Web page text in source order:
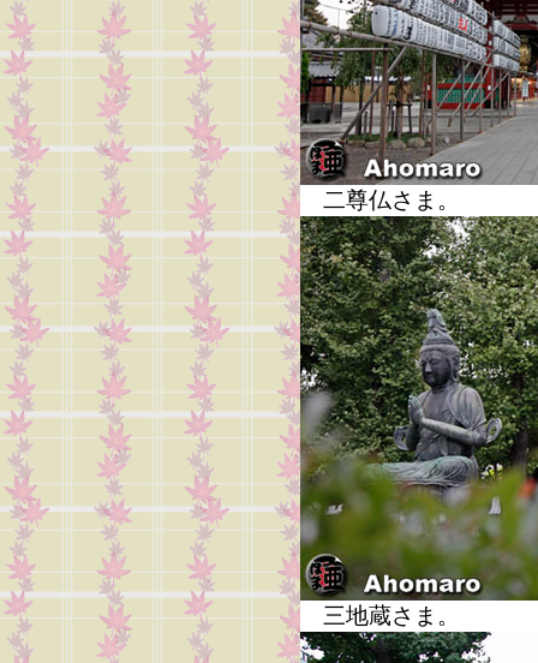
二尊仏さま。
三地蔵さま。